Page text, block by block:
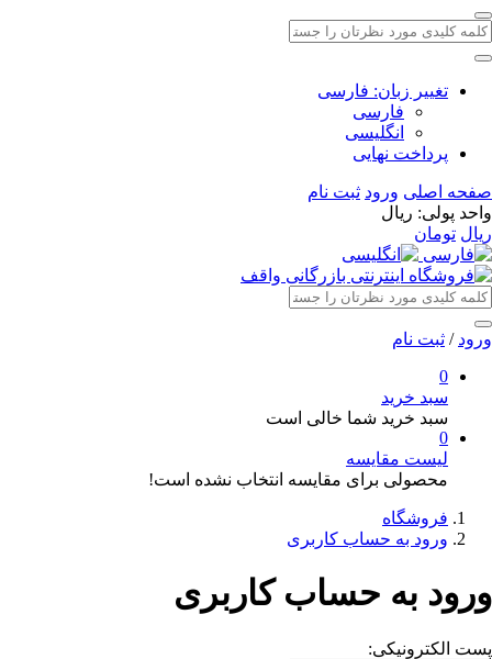
تغییر زبان: فارسی
فارسی
انگلیسی
پرداخت نهایی
صفحه اصلی ورود ثبت نام
واحد پولی: ريال
ريال تومان
ورود / ثبت نام
0
سبد خرید
سبد خرید شما خالی است
0
لیست مقایسه
محصولی برای مقایسه انتخاب نشده است!
فروشگاه
ورود به حساب کاربری
ورود به حساب کاربری
پست الکترونیکی: